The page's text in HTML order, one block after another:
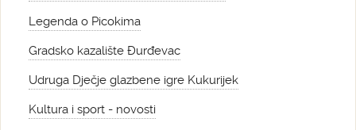
Legenda o Picokima
Gradsko kazalište Đurđevac
Udruga Dječje glazbene igre Kukurijek
Kultura i sport - novosti